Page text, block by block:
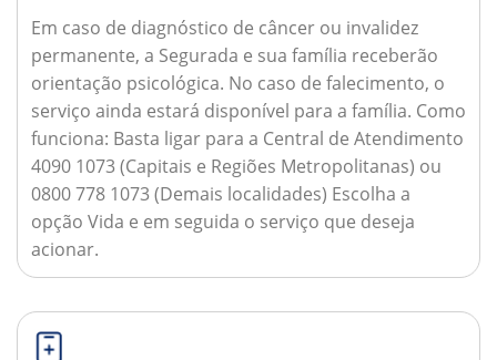
Em caso de diagnóstico de câncer ou invalidez
permanente, a Segurada e sua família receberão
orientação psicológica. No caso de falecimento, o
serviço ainda estará disponível para a família. Como
funciona: Basta ligar para a Central de Atendimento
4090 1073 (Capitais e Regiões Metropolitanas) ou
0800 778 1073 (Demais localidades) Escolha a
opção Vida e em seguida o serviço que deseja
acionar.